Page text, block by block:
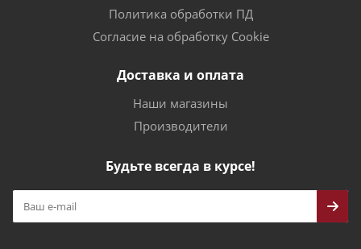
Политика обработки ПД
Согласие на обработку Cookie
Доставка и оплата
Наши магазины
Производители
Будьте всегда в курсе!